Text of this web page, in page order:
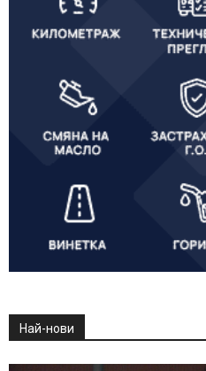
Най-нови